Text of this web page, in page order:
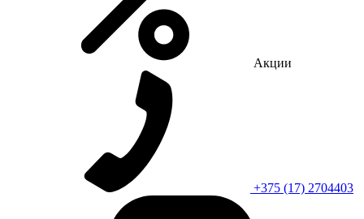
Акции
+375 (17) 2704403